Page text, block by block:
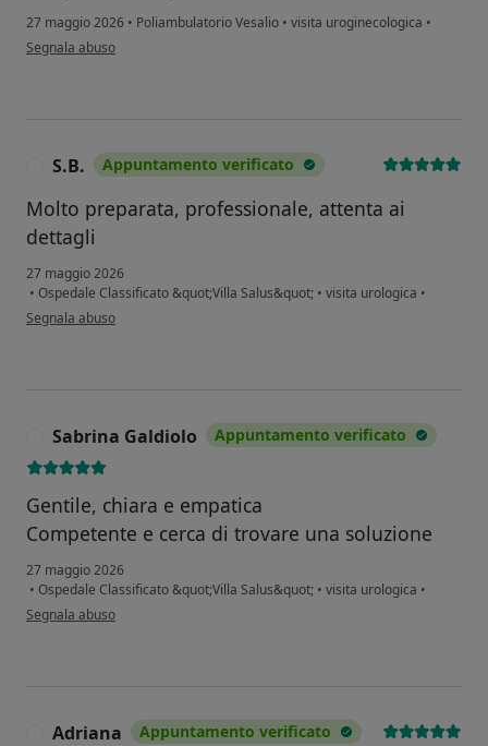
27 maggio 2026 • Poliambulatorio Vesalio • visita uroginecologica •
secondo l'opinione dell'utente Alessia B.
Segnala abuso
S.B. Appuntamento verificato
Molto preparata, professionale, attenta ai
dettagli
27 maggio 2026
• Ospedale Classificato &quot;Villa Salus&quot; • visita urologica •
secondo l'opinione dell'utente S.B.
Segnala abuso
Sabrina Galdiolo Appuntamento verificato
Gentile, chiara e empatica
Competente e cerca di trovare una soluzione
27 maggio 2026
• Ospedale Classificato &quot;Villa Salus&quot; • visita urologica •
secondo l'opinione dell'utente Sabrina Galdiolo
Segnala abuso
Adriana Appuntamento verificato